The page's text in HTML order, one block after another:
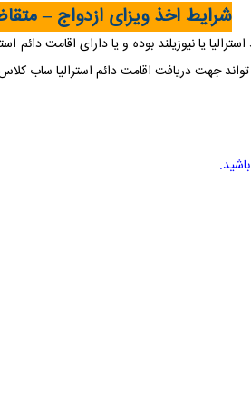
شرایط اخذ ویزای ازدواج –
اقامت دائم استرالیا ساب کلاس 801 اقدام
.